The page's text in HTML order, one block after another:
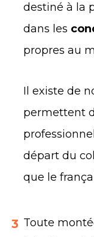
destiné à la
dans les
propres au
Il existe de
permettent
départ du
que le
3 Toute